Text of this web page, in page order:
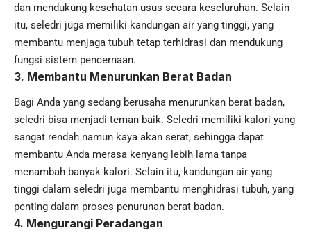
dan mendukung kesehatan usus secara keseluruhan. Selain
itu, seledri juga memiliki kandungan air yang tinggi, yang
membantu menjaga tubuh tetap terhidrasi dan mendukung
fungsi sistem pencernaan.
3. Membantu Menurunkan Berat Badan
Bagi Anda yang sedang berusaha menurunkan berat badan,
seledri bisa menjadi teman baik. Seledri memiliki kalori yang
sangat rendah namun kaya akan serat, sehingga dapat
membantu Anda merasa kenyang lebih lama tanpa
menambah banyak kalori. Selain itu, kandungan air yang
tinggi dalam seledri juga membantu menghidrasi tubuh, yang
penting dalam proses penurunan berat badan.
4. Mengurangi Peradangan